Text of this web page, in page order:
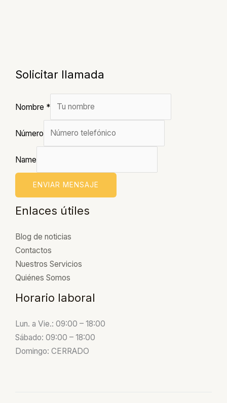
Solicitar llamada
Nombre *
Número
Name
ENVIAR MENSAJE
Enlaces útiles
Blog de noticias
Contactos
Nuestros Servicios
Quiénes Somos
Horario laboral
Lun. a Vie.: 09:00 – 18:00
Sábado: 09:00 – 18:00
Domingo: CERRADO